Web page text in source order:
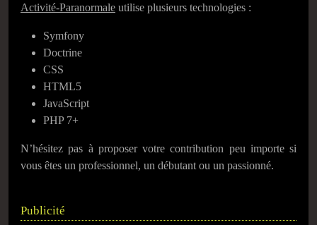
Activité-Paranormale utilise plusieurs technologies :
Symfony
Doctrine
CSS
HTML5
JavaScript
PHP 7+
N’hésitez pas à proposer votre contribution peu importe si
vous êtes un professionnel, un débutant ou un passionné.
Publicité